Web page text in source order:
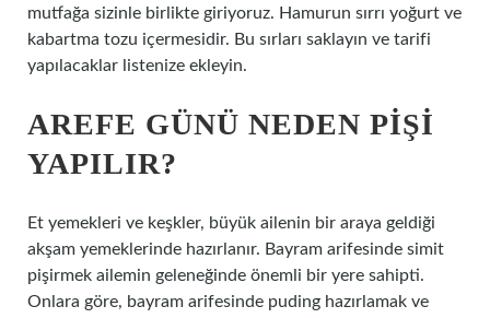
mutfağa sizinle birlikte giriyoruz. Hamurun sırrı yoğurt ve
kabartma tozu içermesidir. Bu sırları saklayın ve tarifi
yapılacaklar listenize ekleyin.
AREFE GÜNÜ NEDEN PIŞI
YAPILIR?
Et yemekleri ve keşkler, büyük ailenin bir araya geldiği
akşam yemeklerinde hazırlanır. Bayram arifesinde simit
pişirmek ailemin geleneğinde önemli bir yere sahipti.
Onlara göre, bayram arifesinde puding hazırlamak ve